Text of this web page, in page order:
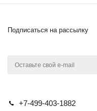
Подписаться на рассылку
+7-499-403-1882